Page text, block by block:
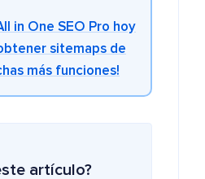
in One SEO Pro hoy
sitemaps de
más funciones!
artículo?